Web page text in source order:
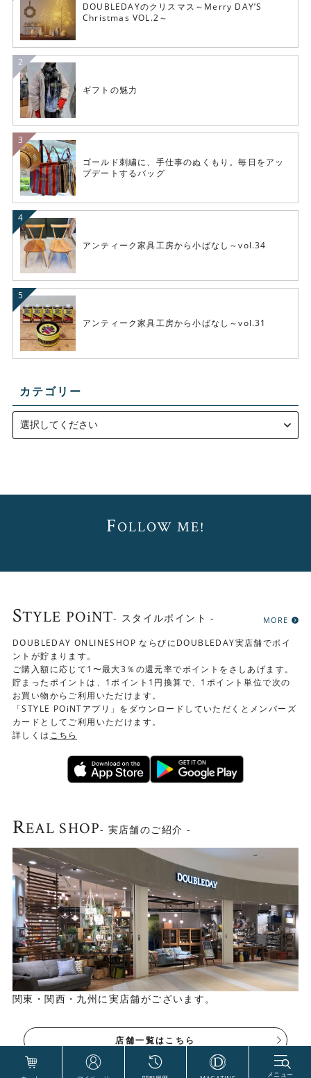
DOUBLEDAYのクリスマス～Merry DAY’S
Christmas VOL.2～
ギフトの魅力
ゴールド刺繍に、手仕事のぬくもり。毎日をアッ
プデートするバッグ
アンティーク家具工房から小ばなし～vol.34
アンティーク家具工房から小ばなし～vol.31
カテゴリー
FOLLOW ME!
STYLE POiNT- スタイルポイント - MORE
DOUBLEDAY ONLINESHOP ならびにDOUBLEDAY実店舗でポイ
ントが貯まります。
ご購入額に応じて1〜最大3％の還元率でポイントをさしあげます。
貯まったポイントは、1ポイント1円換算で、1ポイント単位で次の
お買い物からご利用いただけます。
「STYLE POiNTアプリ」をダウンロードしていただくとメンバーズ
カードとしてご利用いただけます。
詳しくは こちら
REAL SHOP- 実店舗のご紹介 -
関東・関西・九州に実店舗がございます。
店舗一覧はこちら